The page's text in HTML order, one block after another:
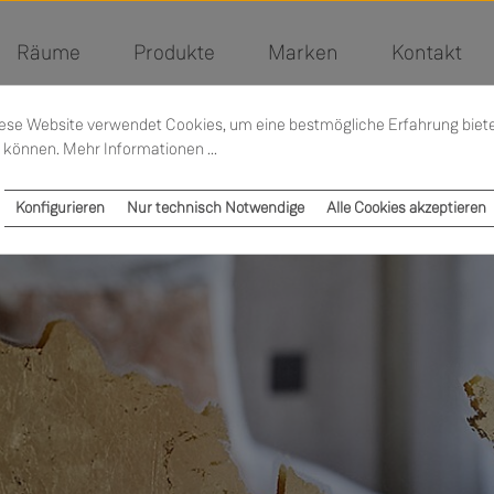
Räume Produkte Marken Kontakt
Website verwendet Cookies, um eine bestmögliche Erfahrung
können. Mehr Informationen ...
Nur technisch Notwendige
Konfigurieren Alle Cookies akzeptieren